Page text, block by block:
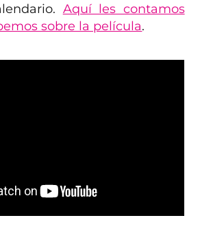
Aquí les contamos
sobre la película.